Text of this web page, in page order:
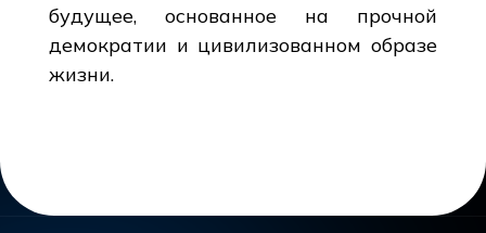
будущее, основанное на прочной
демократии и цивилизованном образе
жизни.